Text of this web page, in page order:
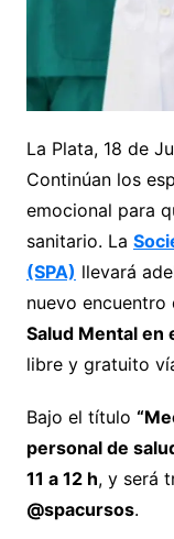
La Plata, 18 de
Continúan los
emocional para
sanitario. La
(SPA) llevará
nuevo encuentro
Salud Mental en
libre y gratuito
Bajo el título
personal de
11 a 12 h, y será
@spacursos.